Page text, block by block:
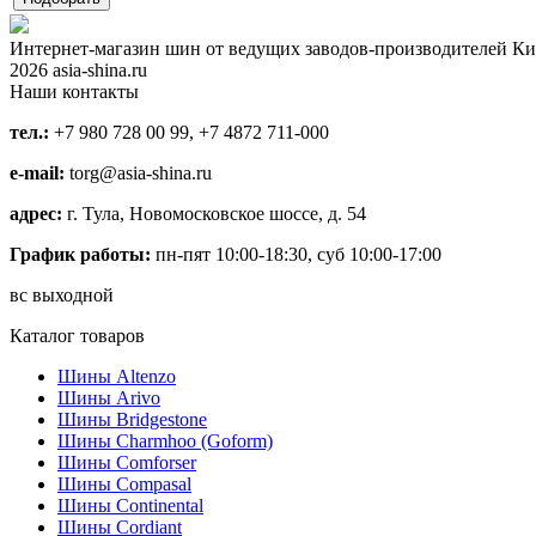
Интернет-магазин шин от ведущих заводов-производителей
2026 asia-shina.ru
Наши контакты
тел.: +7 980 728 00 99, +7 4872 711-000
e-mail: torg@asia-shina.ru
адрес: г. Тула, Новомосковское шоссе, д. 54
График работы: пн-пят 10:00-18:30, суб 10:00-17:00
вс выходной
Каталог товаров
Шины Altenzo
Шины Arivo
Шины Bridgestone
Шины Charmhoo (Goform)
Шины Comforser
Шины Compasal
Шины Continental
Шины Cordiant